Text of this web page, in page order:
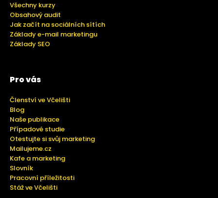
Všechny kurzy
Obsahový audit
Jak začít na sociálních sítích
Základy e-mail marketingu
Základy SEO
Pro vás
Členství ve Včelišti
Blog
Naše publikace
Případové studie
Otestujte si svůj marketing
Mailujeme.cz
Kafe a marketing
Slovník
Pracovní příležitosti
Stáž ve Včelišti